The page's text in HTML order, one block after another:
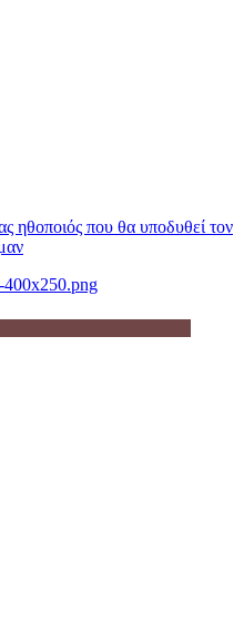
ηθοποιός που θα υποδυθεί τον